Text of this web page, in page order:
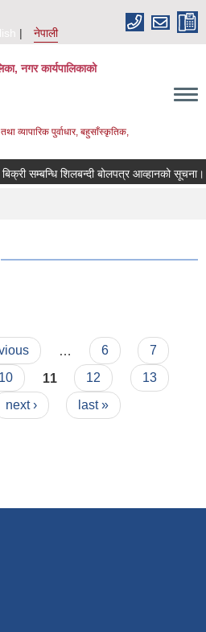
नेपाली
नगर कार्यपालिकाको
व्यापारिक पुर्वाधार, बहुसाँस्कृतिक,
लिलाम बिक्री सम्बन्धि शिलबन्दी बोलपत्र आव्हानको सूचना।
6
7
10 11 12
13
next › last »